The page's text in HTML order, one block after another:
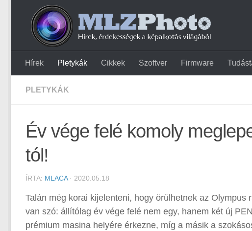
Hírek Pletykák Cikkek Szoftver Firmware
PLETYKÁK
Év vége felé komoly
tól!
ÍRTA: MLACA· 2020.05.18
Talán még korai kijelenteni, hogy örülhetnek az
van szó: állítólag év vége felé nem egy, hanem két új
prémium masina helyére érkezne, míg a másik a